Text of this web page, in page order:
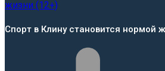
Спорт в Клину становится нормой